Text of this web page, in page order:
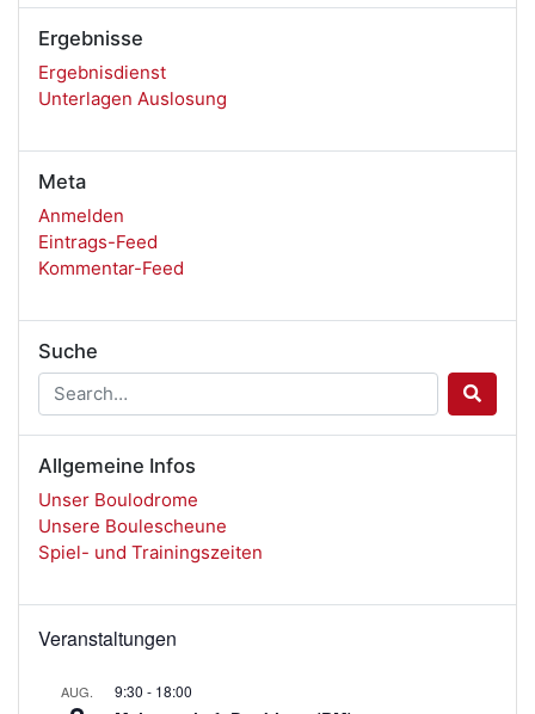
Ergebnisse
Ergebnisdienst
Unterlagen Auslosung
Meta
Anmelden
Eintrags-Feed
Kommentar-Feed
Suche
Allgemeine Infos
Unser Boulodrome
Unsere Boulescheune
Spiel- und Trainingszeiten
Veranstaltungen
AUG. 9:30 - 18:00